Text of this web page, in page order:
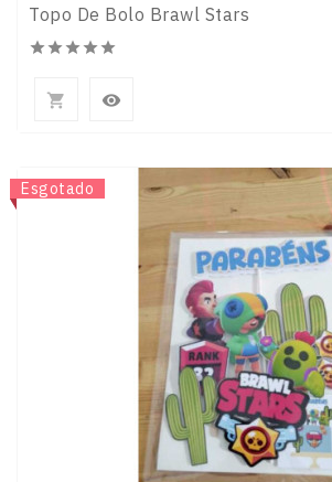
Topo De Bolo Brawl Stars

 
Novo
Esgotado